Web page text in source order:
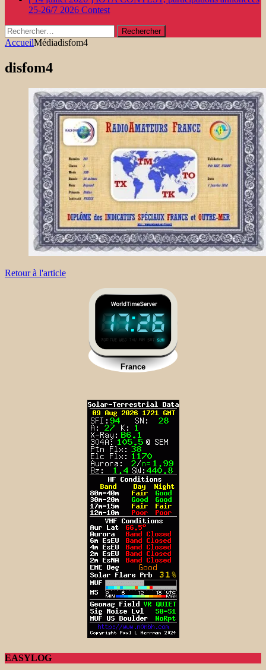
25-26/7 2026 Contest
Rechercher :
AccueilMédiadisfom4
disfom4
Retour à l'article
EASYLOG